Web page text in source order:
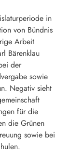
in
von Bündnis
Arbeit
Bärenklau
der
sowie
Negativ sieht
für die
die Grünen
sowie bei